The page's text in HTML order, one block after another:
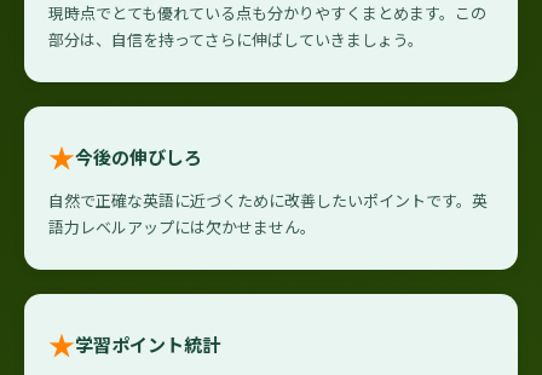
現時点でとても優れている点も分かりやすくまとめます。この
部分は、自信を持ってさらに伸ばしていきましょう。
★今後の伸びしろ
自然で正確な英語に近づくために改善したいポイントです。英
語力レベルアップには欠かせません。
★学習ポイント統計